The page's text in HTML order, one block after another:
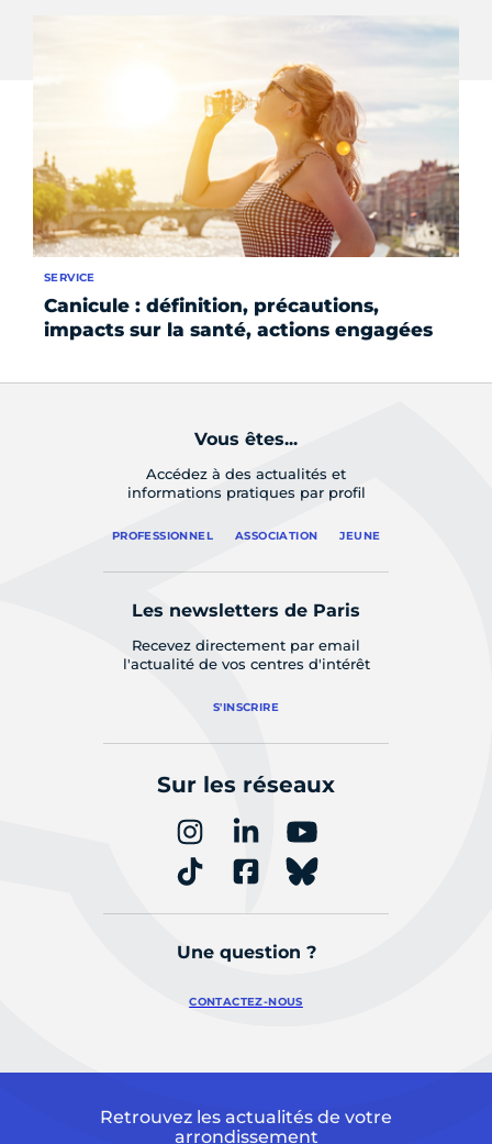
Canicule : définition, précautions,
impacts sur la santé, actions engagées
SERVICE
Vous êtes...
Accédez à des actualités et
informations pratiques par profil
PROFESSIONNEL ASSOCIATION JEUNE
Les newsletters de Paris
Recevez directement par email
l'actualité de vos centres d'intérêt
S'INSCRIRE
Sur les réseaux
Une question ?
CONTACTEZ-NOUS
Retrouvez les actualités de votre
arrondissement